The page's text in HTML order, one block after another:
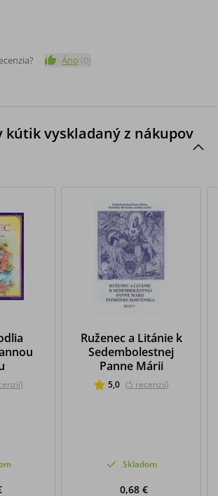
Áno (0)
vyskladaný z nákupov
)
Ruženec a Litánie k
Sedembolestnej
Panne Márii
5,0 (5 recenzií)
Skladom
0,68 €